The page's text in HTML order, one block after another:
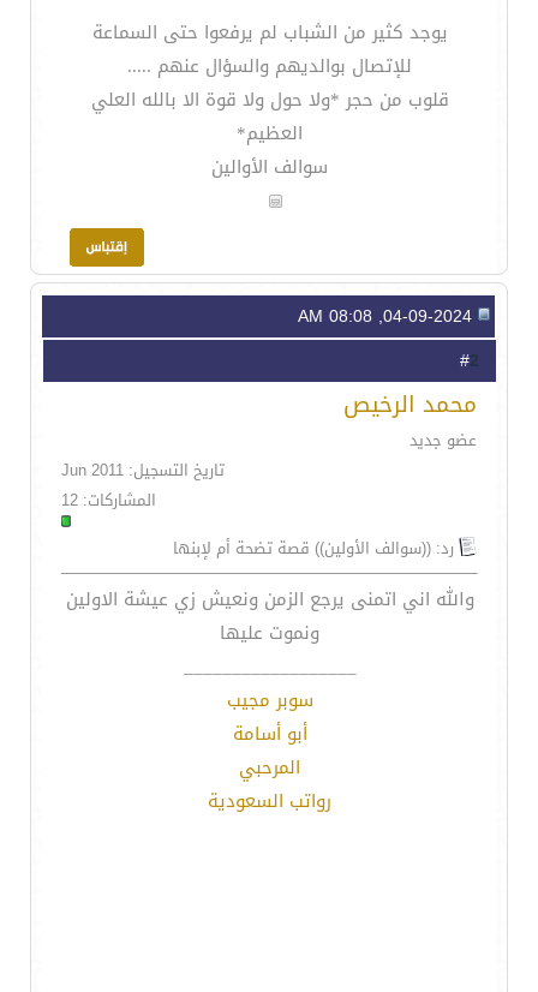
يوجد كثير من الشباب لم يرفعوا حتى السماعة
للإتصال بوالديهم والسؤال عنهم .....
قلوب من حجر *ولا حول ولا قوة الا بالله العلي
العظيم*
سوالف الأوالين
2
محمد الرخيص
عضو جديد
تاريخ التسجيل: Jun 2011
المشاركات: 12
رد: ((سوالف الأولين)) قصة تضحة أم لإبنها
والله اني اتمنى يرجع الزمن ونعيش زي عيشة الاولين
ونموت عليها
__________________
سوبر مجيب
أبو أسامة
المرحبي
رواتب السعودية